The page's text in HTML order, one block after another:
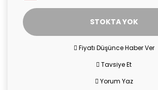
STOKTA YOK
Fiyatı Düşünce Haber Ver
Tavsiye Et
Yorum Yaz